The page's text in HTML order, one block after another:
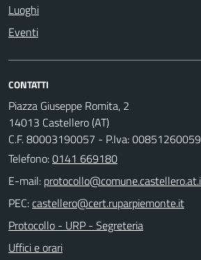
Luoghi
Eventi
CONTATTI
Piazza Giuseppe Romita, 2
14013 Castellero (AT)
C.F. 80003190057 - P.Iva: 00851260059
Telefono:0141 669180
E-mail:
PEC:
Protocollo - URP - Segreteria
Uffici e orari